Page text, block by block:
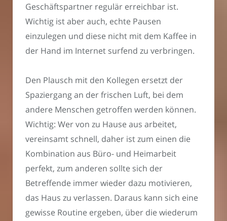
Geschäftspartner regulär erreichbar ist.
Wichtig ist aber auch, echte Pausen
einzulegen und diese nicht mit dem Kaffee in
der Hand im Internet surfend zu verbringen.
Den Plausch mit den Kollegen ersetzt der
Spaziergang an der frischen Luft, bei dem
andere Menschen getroffen werden können.
Wichtig: Wer von zu Hause aus arbeitet,
vereinsamt schnell, daher ist zum einen die
Kombination aus Büro- und Heimarbeit
perfekt, zum anderen sollte sich der
Betreffende immer wieder dazu motivieren,
das Haus zu verlassen. Daraus kann sich eine
gewisse Routine ergeben, über die wiederum